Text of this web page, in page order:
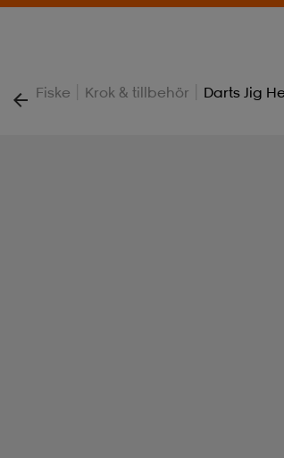
Fiske | Krok & tillbehör | Darts Jig